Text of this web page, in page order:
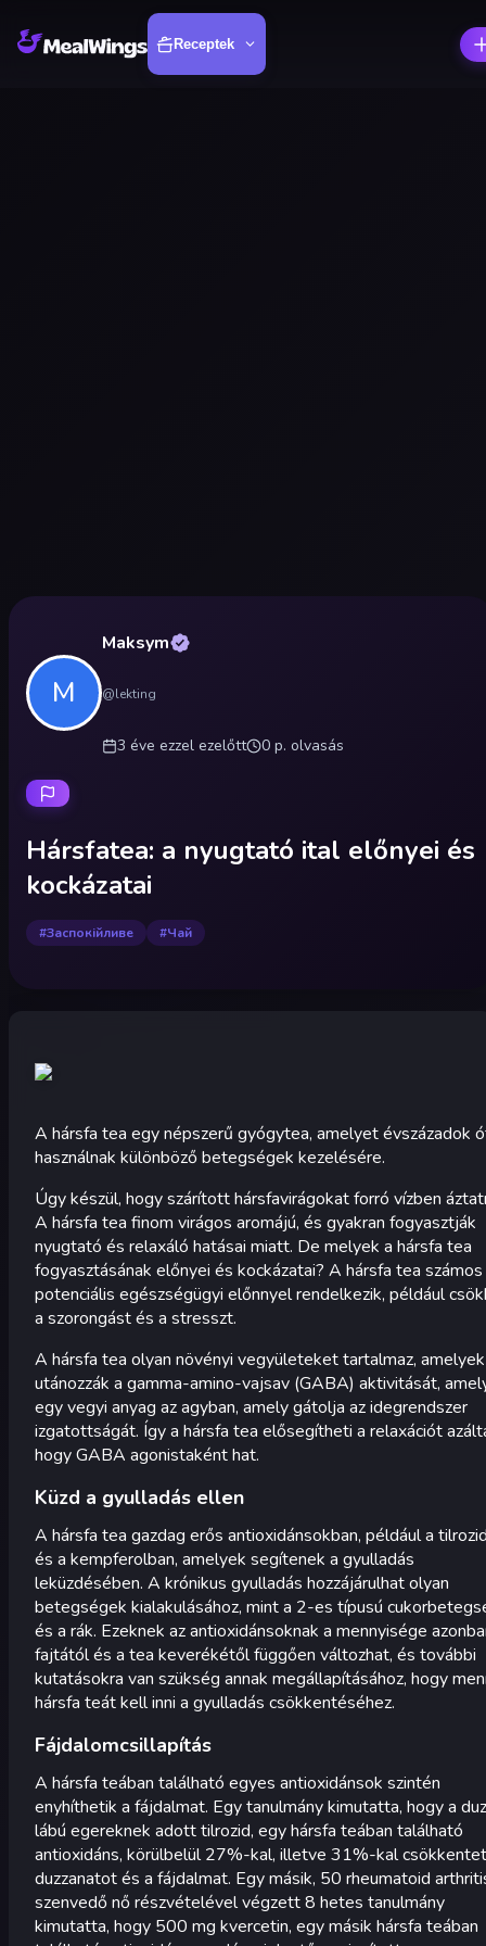
Receptek
M
Maksym
@lekting
3 éve ezzel ezelőtt 0 p. olvasás
Hársfatea: a nyugtató ital előnyei és
kockázatai
#Заспокійливе #Чай
A hársfa tea egy népszerű gyógytea, amelyet évszázadok
használnak különböző betegségek kezelésére.
Úgy készül, hogy szárított hársfavirágokat forró vízben
A hársfa tea finom virágos aromájú, és gyakran fogyasztják
nyugtató és relaxáló hatásai miatt. De melyek a hársfa tea
fogyasztásának előnyei és kockázatai? A hársfa tea számos
potenciális egészségügyi előnnyel rendelkezik, például
a szorongást és a stresszt.
A hársfa tea olyan növényi vegyületeket tartalmaz, amelyek
utánozzák a gamma-amino-vajsav (GABA) aktivitását,
egy vegyi anyag az agyban, amely gátolja az idegrendszer
izgatottságát. Így a hársfa tea elősegítheti a relaxációt
hogy GABA agonistaként hat.
Küzd a gyulladás ellen
A hársfa tea gazdag erős antioxidánsokban, például a
és a kempferolban, amelyek segítenek a gyulladás
leküzdésében. A krónikus gyulladás hozzájárulhat olyan
betegségek kialakulásához, mint a 2-es típusú
és a rák. Ezeknek az antioxidánsoknak a mennyisége
fajtától és a tea keverékétől függően változhat, és további
kutatásokra van szükség annak megállapításához, hogy
hársfa teát kell inni a gyulladás csökkentéséhez.
Fájdalomcsillapítás
A hársfa teában található egyes antioxidánsok szintén
enyhíthetik a fájdalmat. Egy tanulmány kimutatta, hogy a
lábú egereknek adott tilrozid, egy hársfa teában található
antioxidáns, körülbelül 27%-kal, illetve 31%-kal
duzzanatot és a fájdalmat. Egy másik, 50 rheumatoid
szenvedő nő részvételével végzett 8 hetes tanulmány
kimutatta, hogy 500 mg kvercetin, egy másik hársfa teában